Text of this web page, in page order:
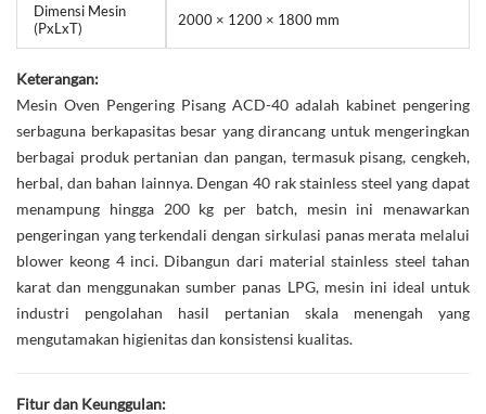
Dimensi Mesin
(PxLxT)
2000 × 1200 × 1800 mm
Keterangan:
Mesin Oven Pengering Pisang ACD-40 adalah kabinet pengering
serbaguna berkapasitas besar yang dirancang untuk mengeringkan
berbagai produk pertanian dan pangan, termasuk pisang, cengkeh,
herbal, dan bahan lainnya. Dengan 40 rak stainless steel yang dapat
menampung hingga 200 kg per batch, mesin ini menawarkan
pengeringan yang terkendali dengan sirkulasi panas merata melalui
blower keong 4 inci. Dibangun dari material stainless steel tahan
karat dan menggunakan sumber panas LPG, mesin ini ideal untuk
industri pengolahan hasil pertanian skala menengah yang
mengutamakan higienitas dan konsistensi kualitas.
Fitur dan Keunggulan: